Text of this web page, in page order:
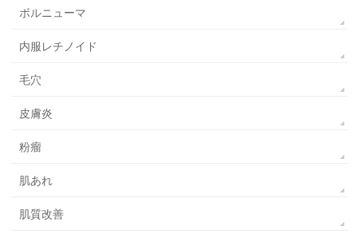
ボルニューマ
内服レチノイド
毛穴
皮膚炎
粉瘤
肌あれ
肌質改善